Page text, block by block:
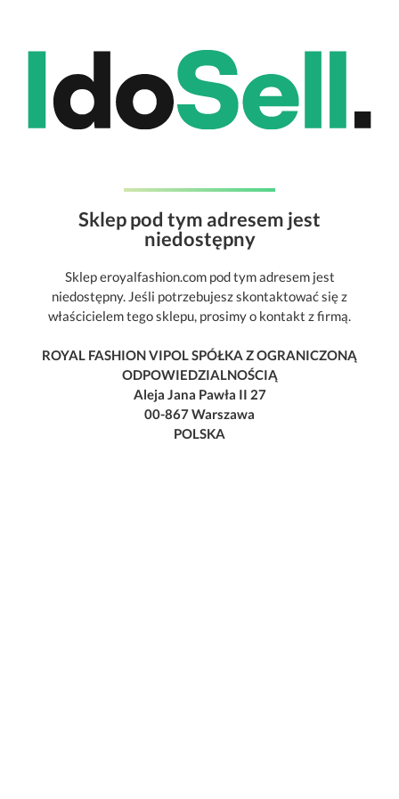
Sklep pod tym adresem jest
niedostępny
Sklep eroyalfashion.com pod tym adresem jest
niedostępny. Jeśli potrzebujesz skontaktować się z
właścicielem tego sklepu, prosimy o kontakt z firmą.
ROYAL FASHION VIPOL SPÓŁKA Z OGRANICZONĄ
ODPOWIEDZIALNOŚCIĄ
Aleja Jana Pawła II 27
00-867 Warszawa
POLSKA